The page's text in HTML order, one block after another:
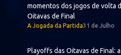
momentos dos jogos de volta
Oitavas de Final
A Jogada da Partida31 de Julho
Playoffs das Oitavas de Final: